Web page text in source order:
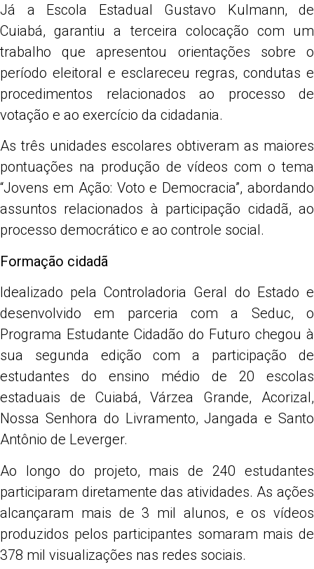
Já a Escola Estadual Gustavo Kulmann, de
Cuiabá, garantiu a terceira colocação com um
trabalho que apresentou orientações sobre o
período eleitoral e esclareceu regras, condutas e
procedimentos relacionados ao processo de
votação e ao exercício da cidadania.
As três unidades escolares obtiveram as maiores
pontuações na produção de vídeos com o tema
“Jovens em Ação: Voto e Democracia”, abordando
assuntos relacionados à participação cidadã, ao
processo democrático e ao controle social.
Formação cidadã
Idealizado pela Controladoria Geral do Estado e
desenvolvido em parceria com a Seduc, o
Programa Estudante Cidadão do Futuro chegou à
sua segunda edição com a participação de
estudantes do ensino médio de 20 escolas
estaduais de Cuiabá, Várzea Grande, Acorizal,
Nossa Senhora do Livramento, Jangada e Santo
Antônio de Leverger.
Ao longo do projeto, mais de 240 estudantes
participaram diretamente das atividades. As ações
alcançaram mais de 3 mil alunos, e os vídeos
produzidos pelos participantes somaram mais de
378 mil visualizações nas redes sociais.